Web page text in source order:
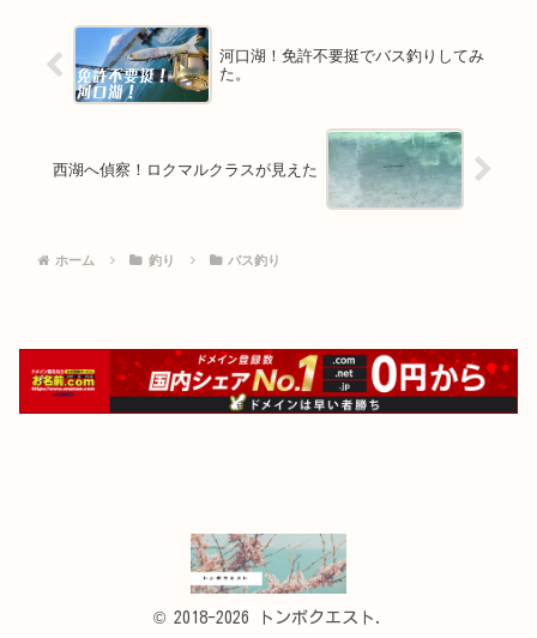
河口湖！免許不要挺でバス釣りしてみ
た。
西湖へ偵察！ロクマルクラスが見えた
ホーム 釣り バス釣り
© 2018-2026 トンボクエスト.